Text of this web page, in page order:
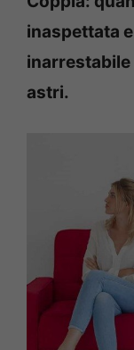
inaspettata
inarrestabile
astri.